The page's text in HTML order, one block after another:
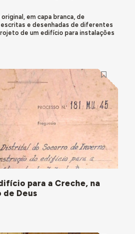
em capa branca, de
e desenhadas de diferentes
de um edifício para instalações
para a Creche, na
de Deus